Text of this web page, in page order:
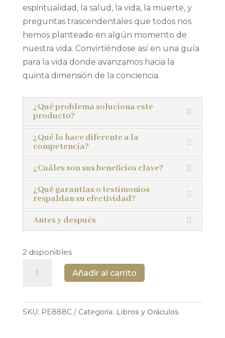
espiritualidad, la salud, la vida, la muerte, y
preguntas trascendentales que todos nos
hemos planteado en algún momento de
nuestra vida. Convirtiéndose así en una guía
para la vida donde avanzamos hacia la
quinta dimensión de la conciencia.
¿Qué problema soluciona este
producto?
¿Qué lo hace diferente a la
competencia?
¿Cuáles son sus beneficios clave?
¿Qué garantías o testimonios
respaldan su efectividad?
Antes y después
2 disponibles
Añadir al carrito
SKU: PE888C Categoría: Libros y Oráculos